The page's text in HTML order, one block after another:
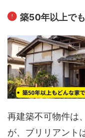
築50年以上で
再建築不可物件は
が、ブリリアント